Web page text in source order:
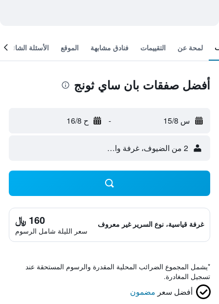
لمحة عن التقييمات فنادق مشابهة الموقع الأسئلة الشائعة
أفضل صفقات بان ساي ثونج
س 15/8 - ح 16/8
2 من الضيوف، غرفة واحدة
غرفة قياسية، نوع السرير غير معروف 160 ﷼
سعر الليلة شامل الرسوم
*يشمل المجموع الضرائب المحلية المقدرة والرسوم المستحقة عند
تسجيل المغادرة.
أفضل سعر مضمون